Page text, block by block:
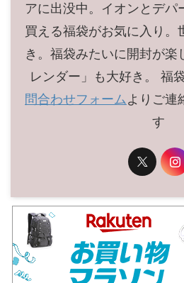
アに出没中。イオンとデパ
買える福袋がお気に入り。
き。福袋みたいに開封が楽
レンダー」も大好き。 福
問合わせフォームよりご連
す